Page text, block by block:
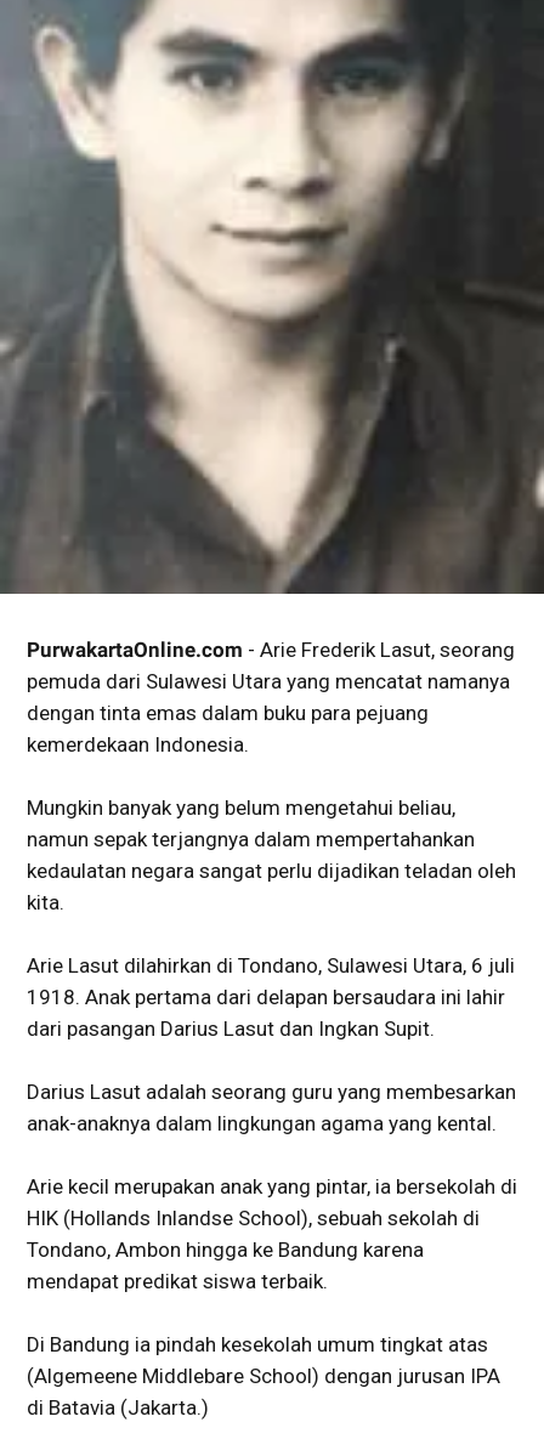
PurwakartaOnline.com - Arie Frederik Lasut, seorang
pemuda dari Sulawesi Utara yang mencatat namanya
dengan tinta emas dalam buku para pejuang
kemerdekaan Indonesia.
Mungkin banyak yang belum mengetahui beliau,
namun sepak terjangnya dalam mempertahankan
kedaulatan negara sangat perlu dijadikan teladan oleh
kita.
Arie Lasut dilahirkan di Tondano, Sulawesi Utara, 6 juli
1918. Anak pertama dari delapan bersaudara ini lahir
dari pasangan Darius Lasut dan Ingkan Supit.
Darius Lasut adalah seorang guru yang membesarkan
anak-anaknya dalam lingkungan agama yang kental.
Arie kecil merupakan anak yang pintar, ia bersekolah di
HIK (Hollands Inlandse School), sebuah sekolah di
Tondano, Ambon hingga ke Bandung karena
mendapat predikat siswa terbaik.
Di Bandung ia pindah kesekolah umum tingkat atas
(Algemeene Middlebare School) dengan jurusan IPA
di Batavia (Jakarta.)